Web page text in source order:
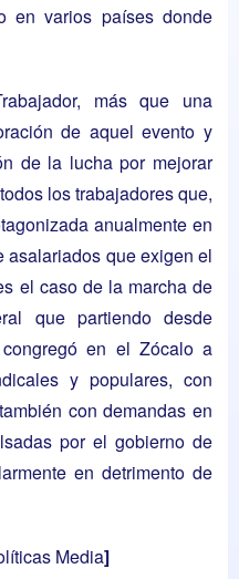
en varios países donde
más que una
de aquel evento y
de la lucha por mejorar
los trabajadores que,
anualmente en
asalariados que exigen el
el caso de la marcha de
que partiendo desde
en el Zócalo a
y populares, con
con demandas en
por el gobierno de
en detrimento de
Media]